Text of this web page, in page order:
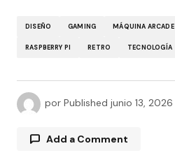
DISEÑO GAMING MÁQUINA ARCADE
RASPBERRY PI RETRO TECNOLOGÍA
por Published junio 13, 2026
Add a Comment